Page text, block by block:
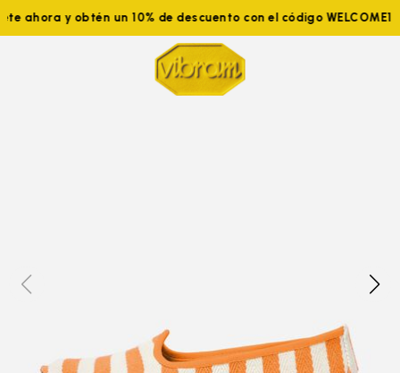
ahora y obtén un 10% de descuento con el código WELCOME10